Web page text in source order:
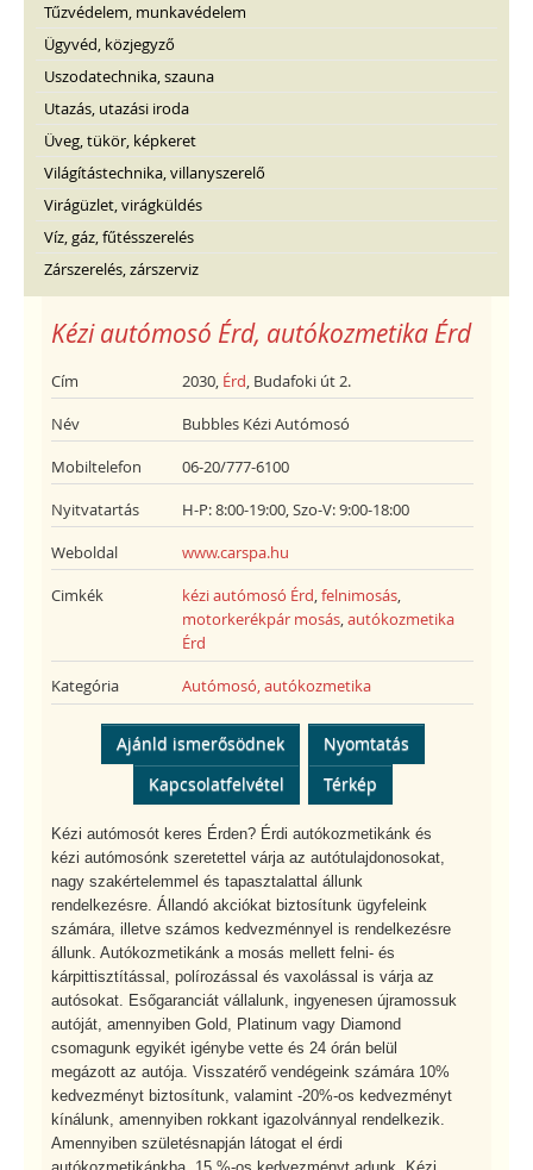
Tűzvédelem, munkavédelem
Ügyvéd, közjegyző
Uszodatechnika, szauna
Utazás, utazási iroda
Üveg, tükör, képkeret
Világítástechnika, villanyszerelő
Virágüzlet, virágküldés
Víz, gáz, fűtésszerelés
Zárszerelés, zárszerviz
Kézi autómosó Érd, autókozmetika Érd
Cím 2030, Érd , Budafoki út 2.
Név Bubbles Kézi Autómosó
Mobiltelefon 06-20/777-6100
Nyitvatartás H-P: 8:00-19:00, Szo-V: 9:00-18:00
Weboldal www.carspa.hu
Cimkék kézi autómosó Érd,felnimosás,
motorkerékpár mosás,autókozmetika
Érd
Kategória Autómosó, autókozmetika
Ajánld ismerősödnek
Nyomtatás
Kapcsolatfelvétel
Térkép
Kézi autómosót keres Érden? Érdi autókozmetikánk és
kézi autómosónk szeretettel várja az autótulajdonosokat,
nagy szakértelemmel és tapasztalattal állunk
rendelkezésre. Állandó akciókat biztosítunk ügyfeleink
számára, illetve számos kedvezménnyel is rendelkezésre
állunk. Autókozmetikánk a mosás mellett felni- és
kárpittisztítással, polírozással és vaxolással is várja az
autósokat. Esőgaranciát vállalunk, ingyenesen újramossuk
autóját, amennyiben Gold, Platinum vagy Diamond
csomagunk egyikét igénybe vette és 24 órán belül
megázott az autója. Visszatérő vendégeink számára 10%
kedvezményt biztosítunk, valamint -20%-os kedvezményt
kínálunk, amennyiben rokkant igazolvánnyal rendelkezik.
Amennyiben születésnapján látogat el érdi